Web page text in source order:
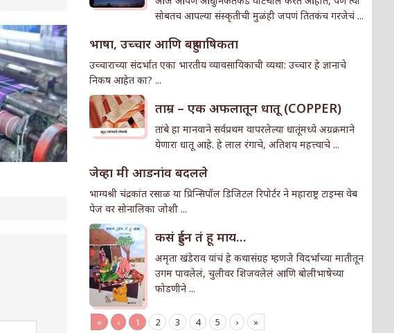
सोबतच आपल्या संस्कृतीची मुळंही जपणं तितकंच गरजेचं ...
भाषा, उच्चार आणि बहुभाषिकता
उच्चाराच्या संदर्भात एका भारतीय व्यावसायिकाची व्यथा: उच्चार हे ज्ञानाचे
निकष आहेत का? ...
ताम्र – एक अफलातून धातू (COPPER)
तांबे हा मानवाने सर्वप्रथम वापरलेल्या धातूंमध्ये अग्रक्रमाने
येणारा धातू आहे. हे लाल रंगाचे, अतिशय महत्त्वाचे ...
जेव्हा मी आडनांव बदलले
भाग्यश्री चंद्रकांत रसाळ या प्रिन्सिपॉल डिजिटल रिपोर्टर ने महाराष्ट्र टाइम्स वेब
पेज वर सोनालिका जोशी ...
कसं हुईन तं हू माय…
अमृता खंडेराव यांचं हे कथासंग्रह म्हणजे विदर्भाच्या मातीतून
उगम पावलेलं, चुलीवर शिजवलेलं आणि बोलीभाषेच्या
फोडणीने ...
« ‹ 1 2 3 4 5 › »